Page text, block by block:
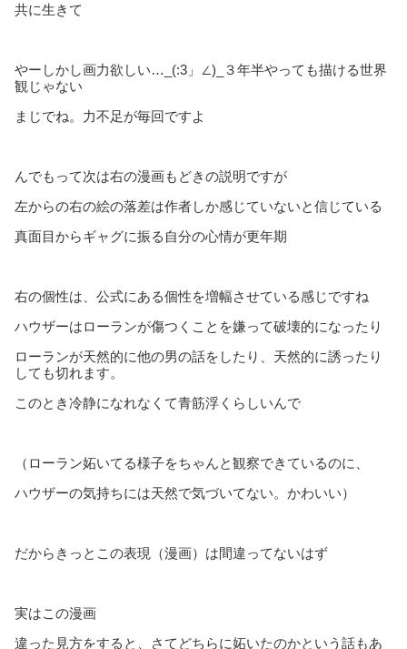
共に生きて
やーしかし画力欲しい…_(:3」∠)_３年半やっても描ける世界
観じゃない
まじでね。力不足が毎回ですよ
んでもって次は右の漫画もどきの説明ですが
左からの右の絵の落差は作者しか感じていないと信じている
真面目からギャグに振る自分の心情が更年期
右の個性は、公式にある個性を増幅させている感じですね
ハウザーはローランが傷つくことを嫌って破壊的になったり
ローランが天然的に他の男の話をしたり、天然的に誘ったり
しても切れます。
このとき冷静になれなくて青筋浮くらしいんで
（ローラン妬いてる様子をちゃんと観察できているのに、
ハウザーの気持ちには天然で気づいてない。かわいい）
だからきっとこの表現（漫画）は間違ってないはず
実はこの漫画
違った見方をすると、さてどちらに妬いたのかという話もあ